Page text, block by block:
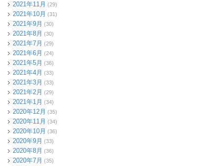
2021年11月 (29)
2021年10月 (31)
2021年9月 (30)
2021年8月 (30)
2021年7月 (29)
2021年6月 (24)
2021年5月 (36)
2021年4月 (33)
2021年3月 (33)
2021年2月 (29)
2021年1月 (34)
2020年12月 (35)
2020年11月 (34)
2020年10月 (36)
2020年9月 (33)
2020年8月 (36)
2020年7月 (35)